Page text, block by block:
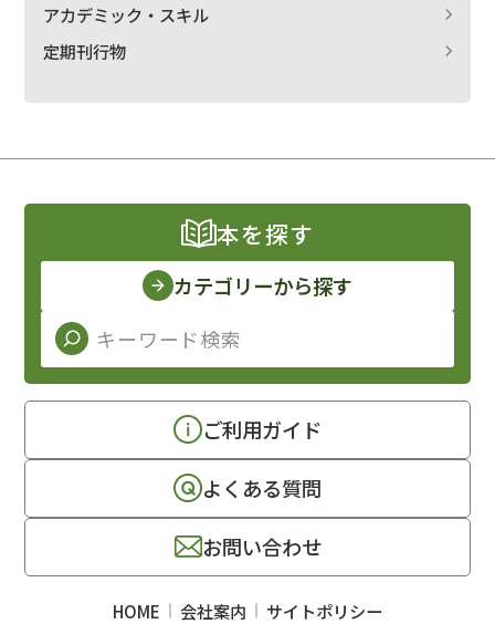
アカデミック・スキル
定期刊行物
本を探す
カテゴリーから探す
ご利用ガイド
よくある質問
お問い合わせ
HOME 会社案内
サイトポリシー